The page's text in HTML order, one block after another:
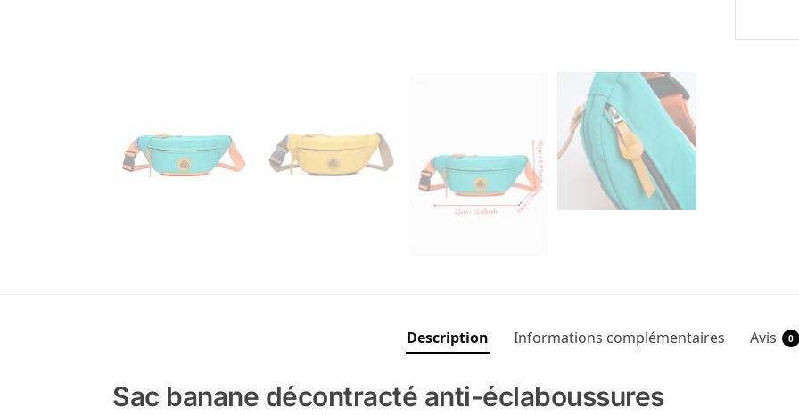
Description Informations complémentaires Avis 0
Sac banane décontracté anti-éclaboussures